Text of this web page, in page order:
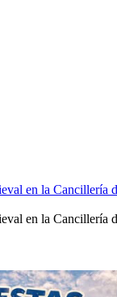
en la Cancillería
en la Cancillería